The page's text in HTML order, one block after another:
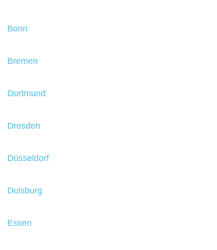
Bonn
Bremen
Dortmund
Dresden
Düsseldorf
Duisburg
Essen